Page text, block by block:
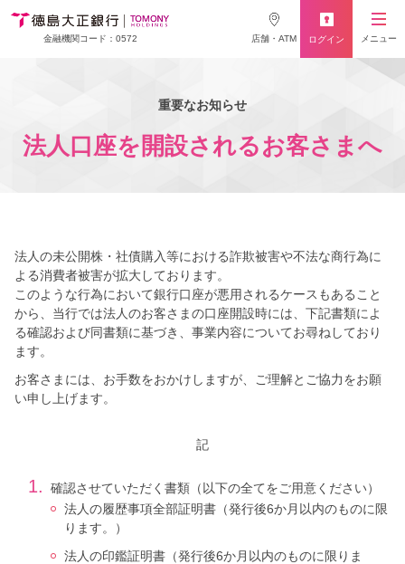
金融機関コード：0572 店舗・ATM ログイン メニュー
重要なお知らせ
法人口座を開設されるお客さまへ
法人の未公開株・社債購入等における詐欺被害や不法な商行為に
よる消費者被害が拡大しております。
このような行為において銀行口座が悪用されるケースもあること
から、当行では法人のお客さまの口座開設時には、下記書類によ
る確認および同書類に基づき、事業内容についてお尋ねしており
ます。
お客さまには、お手数をおかけしますが、ご理解とご協力をお願
い申し上げます。
記
1.
確認させていただく書類（以下の全てをご用意ください）
法人の履歴事項全部証明書（発行後6か月以内のものに限
ります。）
法人の印鑑証明書（発行後6か月以内のものに限りま